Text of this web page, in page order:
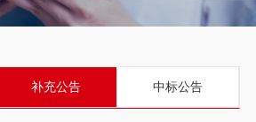
补充公告 中标公告